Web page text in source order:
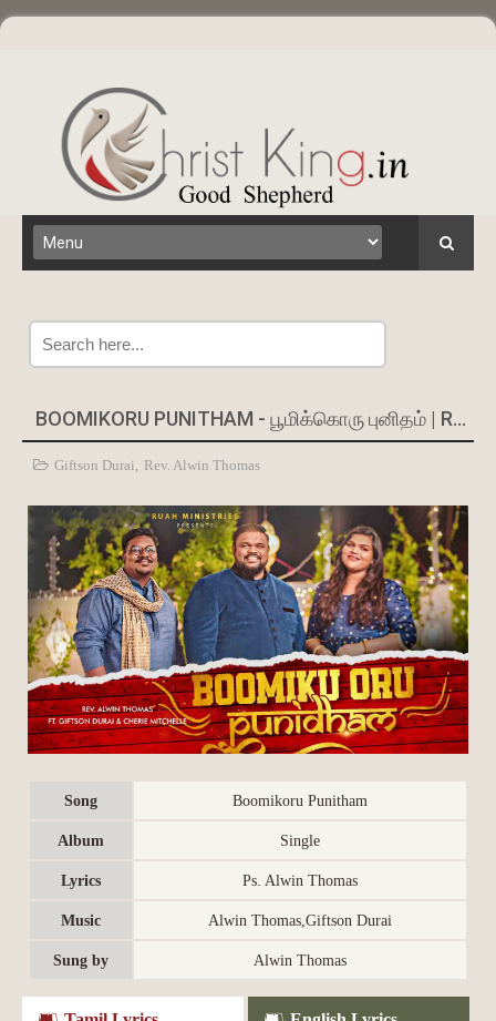
BOOMIKORU PUNITHAM - பூமிக்கொரு புனிதம் | REV. ALWIN THOMAS
Giftson Durai, Rev. Alwin Thomas
Song Boomikoru Punitham
Album Single
Lyrics Ps. Alwin Thomas
Music Alwin Thomas,Giftson Durai
Sung by Alwin Thomas